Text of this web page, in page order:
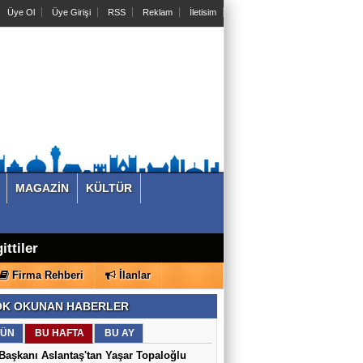
Üye Ol Üye Girişi RSS Reklam İletisim
MAGAZİN KÜLTÜR
Firma Rehberi İlanlar
OKUNAN HABERLER
BU HAFTA BU AY
Aslantaş'tan Yaşar Topaloğlu